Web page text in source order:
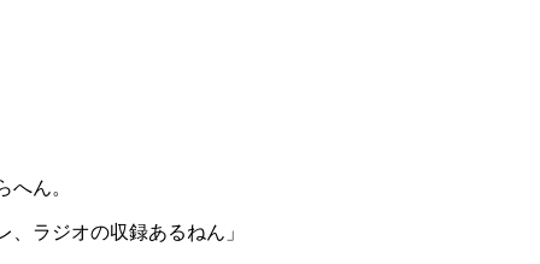
ん。
ラジオの収録あるねん」